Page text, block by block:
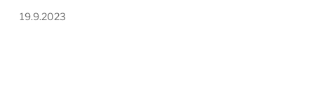
19.9.2023